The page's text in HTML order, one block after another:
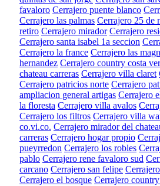
favaloro Cerrajero puente blanco
Cerrajero las palmas Cerrajero 25 de
retiro Cerrajero mirador Cerrajero
Cerrajero santa isabel 1a seccion
Cerrajero la france Cerrajero las
hernandez Cerrajero country costa
chateau carreras Cerrajero villa claret
Cerrajero patricios norte Cerrajero
ampliacion general artigas Cerrajero
la floresta Cerrajero villa avalos
Cerrajero los filtros Cerrajero villa
co.vi.co. Cerrajero mirador del
carreras Cerrajero hogar propio
pueyrredon Cerrajero los robles
pablo Cerrajero rene favaloro sud
carcano Cerrajero san felipe
Cerrajero el bosque Cerrajero